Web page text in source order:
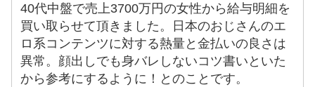
40代中盤で売上3700万円の女性から給与明細を
買い取らせて頂きました。日本のおじさんのエ
ロ系コンテンツに対する熱量と金払いの良さは
異常。顔出しでも身バレしないコツ書いといた
から参考にするように！とのことです。